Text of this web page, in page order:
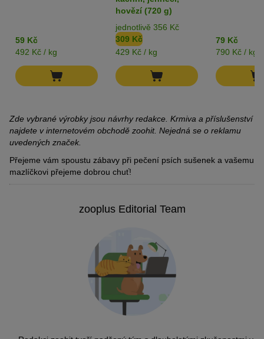
(vydrží déle), nechte je vyschnout při nízké teplotě (eventuelně
59 Kč
492 Kč / kg
hovězí (720 g)
jednotlivě 356 Kč
309 Kč
429 Kč / kg
79 Kč
790 Kč / kg
Zde vybrané výrobky jsou návrhy redakce. Krmiva a příslušenství
najdete v internetovém obchodě zoohit. Nejedná se o reklamu
uvedených značek.
Přejeme vám spoustu zábavy při pečení psích sušenek a vašemu
mazlíčkovi přejeme dobrou chuť!
zooplus Editorial Team